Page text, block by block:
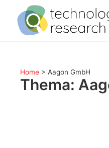
Home > Aagon GmbH
Thema: